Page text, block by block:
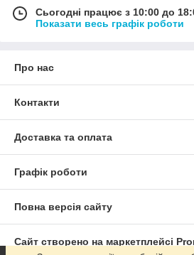
Сьогодні працює з 10:00 до
Показати весь графік роботи
Про нас
Контакти
Доставка та оплата
Графік роботи
Повна версія сайту
Сайт створено на маркетплейсі